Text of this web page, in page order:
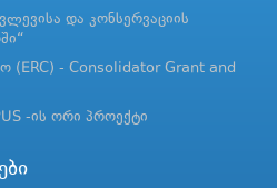
და კონსერვაციის
(ERC) - Consolidator Grant and
-ის ორი პროექტი